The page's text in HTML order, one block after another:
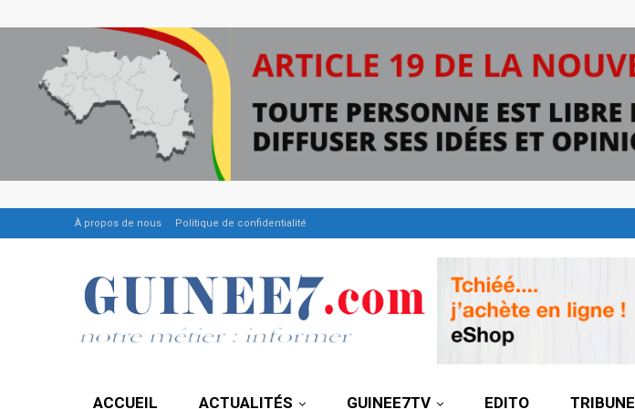
À propos de nous Politique de confidentialité
ACCUEIL ACTUALITÉS GUINEE7TV EDITO TRIBUNE